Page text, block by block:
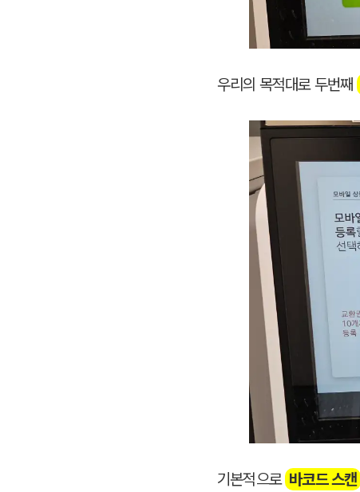
우리의 목적대로 두번째
기본적으로 바코드 스캔